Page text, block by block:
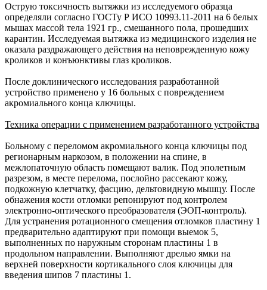
Острую токсичность вытяжки из исследуемого образца
определяли согласно ГОСТу Р ИСО 10993.11-2011 на 6 белых
мышах массой тела 1921 гр., смешанного пола, прошедших
карантин. Исследуемая вытяжка из медицинского изделия не
оказала раздражающего действия на неповрежденную кожу
кроликов и конъюнктивы глаз кроликов.
После доклинического исследования разработанной
устройство применено у 16 больных с повреждением
акромиального конца ключицы.
Техника операции с применением разработанного устройства
Больному с переломом акромиального конца ключицы под
регионарным наркозом, в положении на спине, в
межлопаточную область помещают валик. Под эполетным
разрезом, в месте перелома, послойно рассекают кожу,
подкожную клетчатку, фасцию, дельтовидную мышцу. После
обнажения кости отломки репонируют под контролем
электронно-оптического преобразователя (ЭОП-контроль).
Для устранения ротационного смещения отломков пластину 1
предварительно адаптируют при помощи выемок 5,
выполненных по наружным сторонам пластины 1 в
продольном направлении. Выполняют дрелью ямки на
верхней поверхности кортикального слоя ключицы для
введения шипов 7 пластины 1.